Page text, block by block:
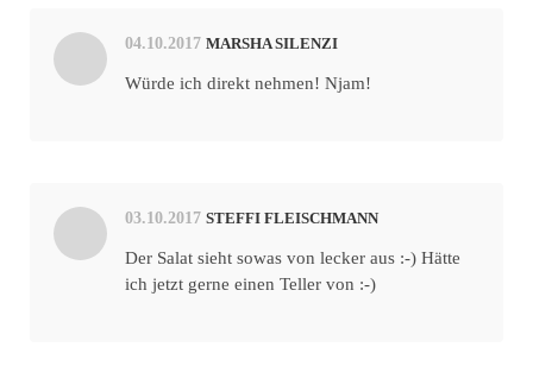
04.10.2017 MARSHA SILENZI
Würde ich direkt nehmen! Njam!
03.10.2017 STEFFI FLEISCHMANN
Der Salat sieht sowas von lecker aus :-) Hätte
ich jetzt gerne einen Teller von :-)